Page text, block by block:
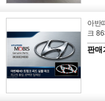
아반
크
판매